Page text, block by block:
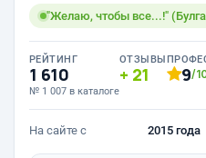
"Желаю, чтобы все...!"
РЕЙТИНГ
1 610
№ 1 007 в каталоге
ОТЗЫВЫ
21 9/
На сайте с 2015 года